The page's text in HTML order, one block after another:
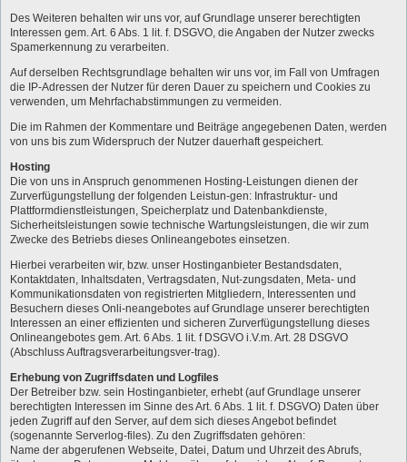
Des Weiteren behalten wir uns vor, auf Grundlage unserer berechtigten
Interessen gem. Art. 6 Abs. 1 lit. f. DSGVO, die Angaben der Nutzer zwecks
Spamerkennung zu verarbeiten.
Auf derselben Rechtsgrundlage behalten wir uns vor, im Fall von Umfragen
die IP-Adressen der Nutzer für deren Dauer zu speichern und Cookies zu
verwenden, um Mehrfachabstimmungen zu vermeiden.
Die im Rahmen der Kommentare und Beiträge angegebenen Daten, werden
von uns bis zum Widerspruch der Nutzer dauerhaft gespeichert.
Hosting
Die von uns in Anspruch genommenen Hosting-Leistungen dienen der
Zurverfügungstellung der folgenden Leistun-gen: Infrastruktur- und
Plattformdienstleistungen, Speicherplatz und Datenbankdienste,
Sicherheitsleistungen sowie technische Wartungsleistungen, die wir zum
Zwecke des Betriebs dieses Onlineangebotes einsetzen.
Hierbei verarbeiten wir, bzw. unser Hostinganbieter Bestandsdaten,
Kontaktdaten, Inhaltsdaten, Vertragsdaten, Nut-zungsdaten, Meta- und
Kommunikationsdaten von registrierten Mitgliedern, Interessenten und
Besuchern dieses Onli-neangebotes auf Grundlage unserer berechtigten
Interessen an einer effizienten und sicheren Zurverfügungstellung dieses
Onlineangebotes gem. Art. 6 Abs. 1 lit. f DSGVO i.V.m. Art. 28 DSGVO
(Abschluss Auftragsverarbeitungsver-trag).
Erhebung von Zugriffsdaten und Logfiles
Der Betreiber bzw. sein Hostinganbieter, erhebt (auf Grundlage unserer
berechtigten Interessen im Sinne des Art. 6 Abs. 1 lit. f. DSGVO) Daten über
jeden Zugriff auf den Server, auf dem sich dieses Angebot befindet
(sogenannte Serverlog-files). Zu den Zugriffsdaten gehören:
Name der abgerufenen Webseite, Datei, Datum und Uhrzeit des Abrufs,